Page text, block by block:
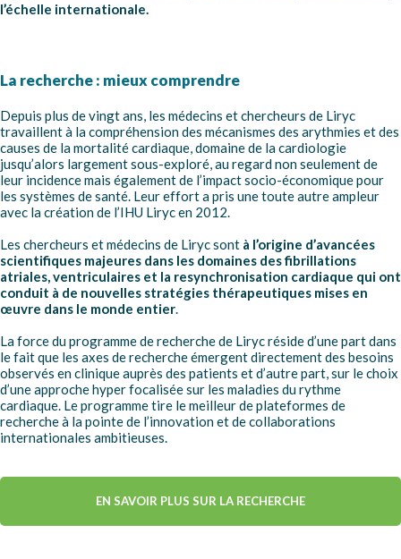
l’échelle internationale.
La recherche : mieux comprendre
Depuis plus de vingt ans, les médecins et chercheurs de Liryc
travaillent à la compréhension des mécanismes des arythmies et des
causes de la mortalité cardiaque, domaine de la cardiologie
jusqu’alors largement sous-exploré, au regard non seulement de
leur incidence mais également de l’impact socio-économique pour
les systèmes de santé. Leur effort a pris une toute autre ampleur
avec la création de l’IHU Liryc en 2012.
Les chercheurs et médecins de Liryc sont à l’origine d’avancées
scientifiques majeures dans les domaines des fibrillations
atriales, ventriculaires et la resynchronisation cardiaque qui ont
conduit à de nouvelles stratégies thérapeutiques mises en
œuvre dans le monde entier.
La force du programme de recherche de Liryc réside d’une part dans
le fait que les axes de recherche émergent directement des besoins
observés en clinique auprès des patients et d’autre part, sur le choix
d’une approche hyper focalisée sur les maladies du rythme
cardiaque. Le programme tire le meilleur de plateformes de
recherche à la pointe de l’innovation et de collaborations
internationales ambitieuses.
EN SAVOIR PLUS SUR LA RECHERCHE